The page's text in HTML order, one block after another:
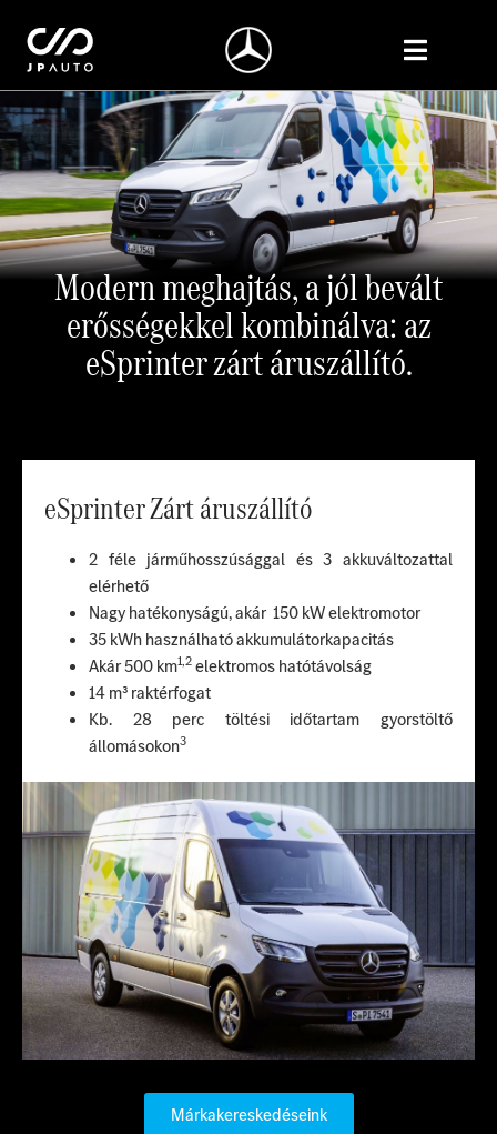
Modern meghajtás, a jól bevált
erősségekkel kombinálva: az
eSprinter zárt áruszállító.
eSprinter Zárt áruszállító
2 féle járműhosszúsággal és 3 akkuváltozattal
elérhető
Nagy hatékonyságú, akár 150 kW elektromotor
35 kWh használható akkumulátorkapacitás
Akár 500 km1,2elektromos hatótávolság
14 m³ raktérfogat
Kb. 28 perc töltési időtartam gyorstöltő
állomásokon3
Márkakereskedéseink